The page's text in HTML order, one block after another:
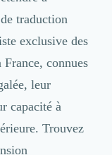
traduction
exclusive des
connues
leur
capacité à
Trouvez